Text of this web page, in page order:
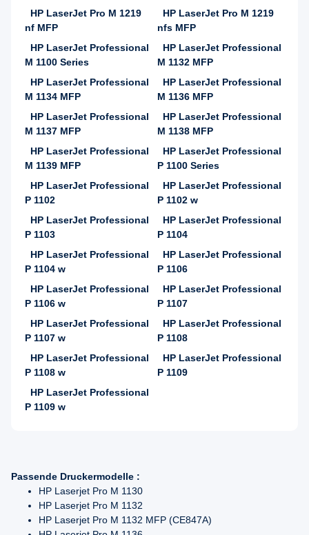
HP LaserJet Pro M 1219
nf MFP
HP LaserJet Pro M 1219
nfs MFP
HP LaserJet Professional
M 1100 Series
HP LaserJet Professional
M 1132 MFP
HP LaserJet Professional
M 1134 MFP
HP LaserJet Professional
M 1136 MFP
HP LaserJet Professional
M 1137 MFP
HP LaserJet Professional
M 1138 MFP
HP LaserJet Professional
M 1139 MFP
HP LaserJet Professional
P 1100 Series
HP LaserJet Professional
P 1102
HP LaserJet Professional
P 1102 w
HP LaserJet Professional
P 1103
HP LaserJet Professional
P 1104
HP LaserJet Professional
P 1104 w
HP LaserJet Professional
P 1106
HP LaserJet Professional
P 1106 w
HP LaserJet Professional
P 1107
HP LaserJet Professional
P 1107 w
HP LaserJet Professional
P 1108
HP LaserJet Professional
P 1108 w
HP LaserJet Professional
P 1109
HP LaserJet Professional
P 1109 w
Passende Druckermodelle :
HP Laserjet Pro M 1130
HP Laserjet Pro M 1132
HP Laserjet Pro M 1132 MFP (CE847A)